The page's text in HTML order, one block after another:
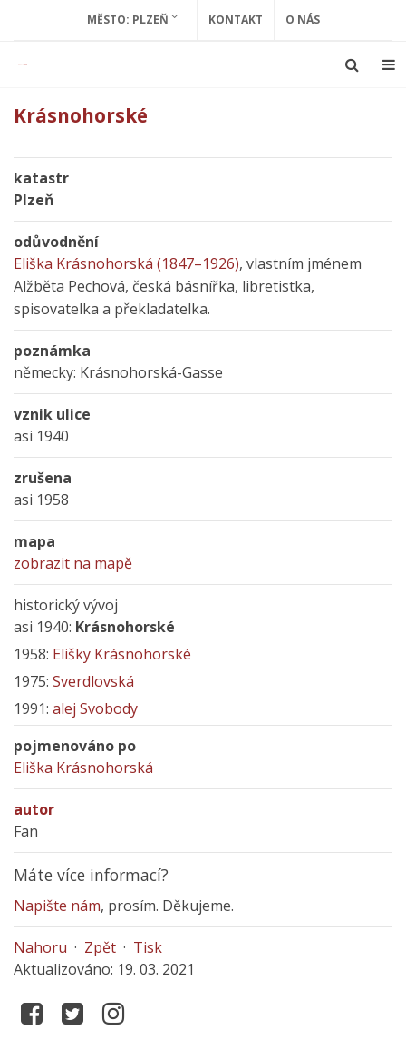
MĚSTO: PLZEŇ KONTAKT O NÁS
Krásnohorské
katastr
Plzeň
odůvodnění
Eliška Krásnohorská (1847–1926), vlastním jménem
Alžběta Pechová, česká básnířka, libretistka,
spisovatelka a překladatelka.
poznámka
německy: Krásnohorská-Gasse
vznik ulice
asi 1940
zrušena
asi 1958
mapa
zobrazit na mapě
historický vývoj
asi 1940: Krásnohorské
1958: Elišky Krásnohorské
1975: Sverdlovská
1991: alej Svobody
pojmenováno po
Eliška Krásnohorská
autor
Fan
Máte více informací?
Napište nám, prosím. Děkujeme.
Nahoru · Zpět · Tisk
Aktualizováno: 19. 03. 2021